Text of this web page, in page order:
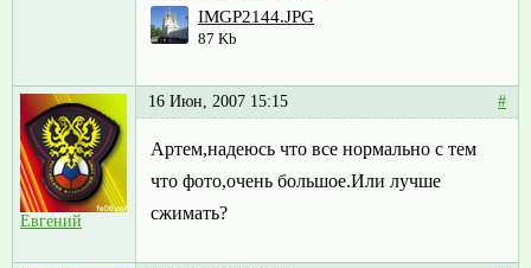
IMGP2144.JPG
87 Kb
Евгений
16 Июн, 2007 15:15 #
Артем,надеюсь что все нормально с тем
что фото,очень большое.Или лучше
сжимать?